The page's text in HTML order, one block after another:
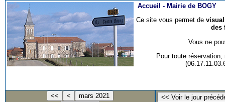
Accueil - Mairie de BOGY
Ce site vous permet de
des
Vous ne
Pour toute
<< <
mars 2021